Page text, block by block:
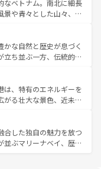
絶品のストリートフード
ている。夜には、韓国な
な魅力を心ゆくまで味
お、新着の韓国情報はコンテンツ一
なベトナム。南北に細長
景や青々とした山々、世
ノイの古い町並みやホ
物も、独特の雰囲気を
ィの豊かさとおいしさで
ムコーヒーなどは、ぜ
訪れてもあたたかい人々
っと忘れられない旅にな
な自然と歴史が息づく
立ち並ぶ一方、伝統的な
ェンマイなどの山岳地
ーケットやクラビの美し
ことができる。タイ料理
季節にも異なる楽しみ
の人々、仏教を中心とし
、訪れる旅人を魅了し続
は、特有のエネルギーを
がる壮大な景色、近未来
観光スポットが密集し
るのも魅力。息をのむよ
香港を存分に楽しみ尽く
合した独自の魅力を放つ
並ぶマリーナベイ、歴史